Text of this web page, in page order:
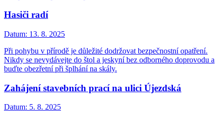
Hasiči radí
Datum: 13. 8. 2025
Při pohybu v přírodě je důležité dodržovat bezpečnostní opatření.
Nikdy se nevydávejte do štol a jeskyní bez odborného doprovodu a
buďte obezřetní při šplhání na skály.
Zahájení stavebních prací na ulici Újezdská
Datum: 5. 8. 2025